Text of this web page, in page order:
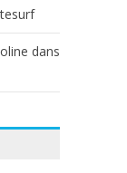
dans